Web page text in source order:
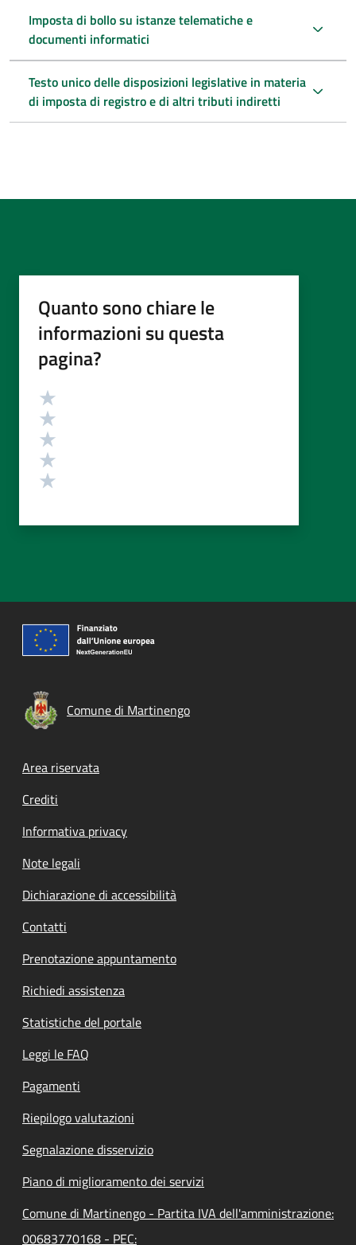
Imposta di bollo su istanze telematiche e
documenti informatici
Testo unico delle disposizioni legislative in materia
di imposta di registro e di altri tributi indiretti
Quanto sono chiare le
informazioni su questa
pagina?
Valutazione
Comune di Martinengo
Footer menu
Area riservata
Crediti
Informativa privacy
Note legali
Dichiarazione di accessibilità
Contatti
Prenotazione appuntamento
Richiedi assistenza
Statistiche del portale
Leggi le FAQ
Pagamenti
Riepilogo valutazioni
Segnalazione disservizio
Piano di miglioramento dei servizi
Comune di Martinengo - Partita IVA dell'amministrazione:
00683770168 - PEC: